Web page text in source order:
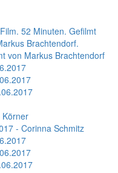
52 Minuten. Gefilmt
Brachtendorf.
von Markus Brachtendorf
Körner
- Corinna Schmitz